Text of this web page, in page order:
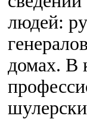
людей:
домах. В